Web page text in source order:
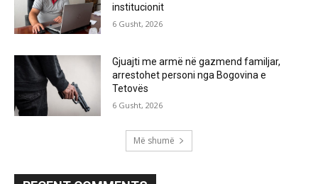
institucionit
6 Gusht, 2026
Gjuajti me armë në gazmend familjar,
arrestohet personi nga Bogovina e
Tetovës
6 Gusht, 2026
Më shumë